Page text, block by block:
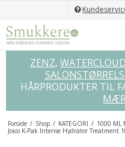
ZENZ,
HÅRPRODUKTER TIL
Forside / Shop / KATEGORI / 1000 ML
Joico K-Pak Intense Hydrator Treatment